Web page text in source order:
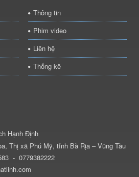
Thông tin
Phim video
Liên hệ
Thống kê
Hạnh Định
Thị xã Phú Mỹ, tỉnh Bà Rịa – Vũng Tàu
- 0779382222